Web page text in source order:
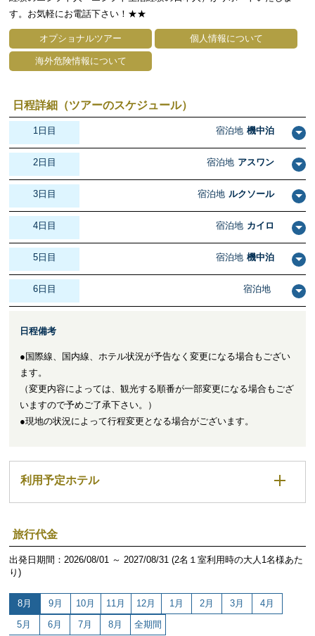
す。お気軽にお電話下さい！★★
オプショナルツアー 個人情報について
海外危険情報について
日程詳細（ツアーのスケジュール）
1日目 宿泊地 機中泊
2日目 宿泊地 アスワン
3日目 宿泊地 ルクソール
4日目 宿泊地 カイロ
5日目 宿泊地 機中泊
6日目 宿泊地
日程備考
●国際線、国内線、ホテル状況が予告なく変更になる場合もござい
ます。
（変更内容によっては、観光する順番が一部変更になる場合もござ
いますので予めご了承下さい。）
●現地の状況によって行程変更となる場合がございます。
利用予定ホテル
旅行代金
出発日期間：2026/08/01 ～ 2027/08/31 (2名１室利用時の大人1名様あた
り)
8月 9月 10月 11月 12月 1月 2月 3月
4月
5月
6月 7月 8月 全期間